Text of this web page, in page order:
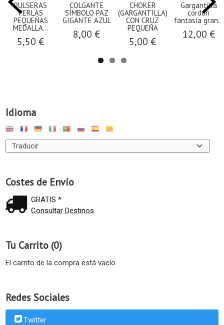
Idioma
Costes de Envío
GRATIS *
Consultar Destinos
Tu Carrito (0)
El carrito de la compra está vacío
Redes Sociales
Twitter
PULSERAS
PERLAS
PEQUEÑAS
MEDALLA...
5,50 €
COLGANTE
SÍMBOLO PAZ
GIGANTE AZUL
8,00 €
CHOKER
(GARGANTILLA)
CON CRUZ
PEQUEÑA
5,00 €
Gargantilla
cordón
fantasía gran...
12,00 €